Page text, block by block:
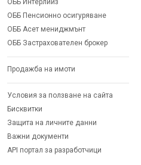
ОББ Интерлийз
ОББ Пенсионно осигуряване
ОББ Асет мениджмънт
ОББ Застрахователен брокер
Продажба на имоти
Условия за ползване на сайта
Бисквитки
Защита на личните данни
Важни документи
API портал за разработчици